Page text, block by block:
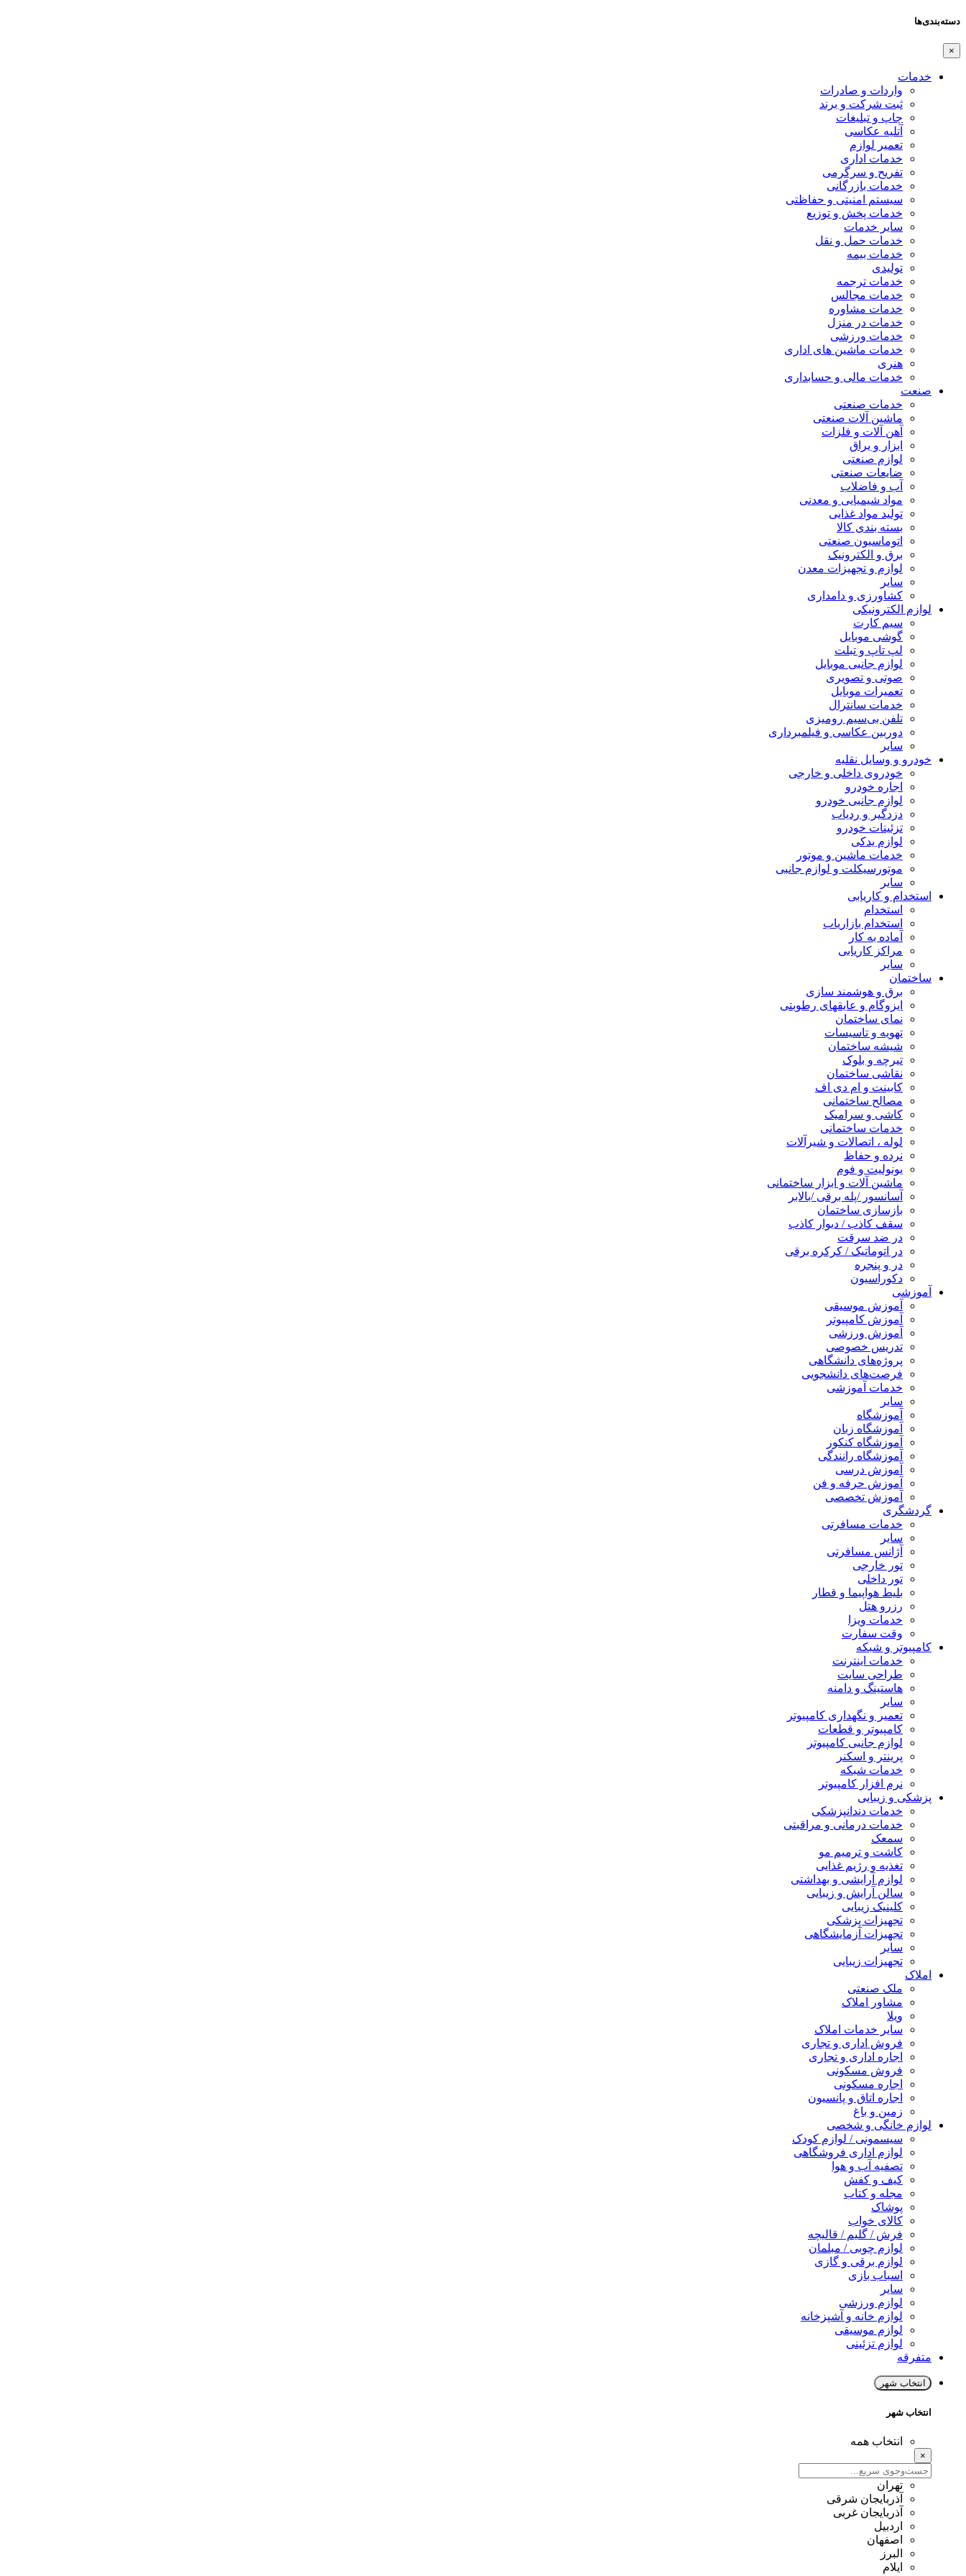
دسته‌بندی‌ها
×
خدمات
واردات و صادرات
ثبت شرکت و برند
چاپ و تبلیغات
آتلیه عکاسی
تعمیر لوازم
خدمات اداری
تفریح و سرگرمی
خدمات بازرگانی
سیستم امنیتی و حفاظتی
خدمات پخش و توزیع
سایر خدمات
خدمات حمل و نقل
خدمات بیمه
تولیدی
خدمات ترجمه
خدمات مجالس
خدمات مشاوره
خدمات در منزل
خدمات ورزشی
خدمات ماشین های اداری
هنری
خدمات مالی و حسابداری
صنعت
خدمات صنعتی
ماشین آلات صنعتی
آهن آلات و فلزات
ابزار و یراق
لوازم صنعتی
ضایعات صنعتی
آب و فاضلاب
مواد شیمیایی و معدنی
تولید مواد غذایی
بسته بندی کالا
اتوماسیون صنعتی
برق و الکترونیک
لوازم و تجهیزات معدن
سایر
کشاورزی و دامداری
لوازم الکترونیکی
سیم کارت
گوشی موبایل
لپ تاپ و تبلت
لوازم جانبی موبایل
صوتی و تصویری
تعمیرات موبایل
خدمات سانترال
تلفن بی‌سیم رومیزی
دوربین عکاسی و فیلمبرداری
سایر
خودرو و وسایل نقلیه
خودروی داخلی و خارجی
اجاره خودرو
لوازم جانبی خودرو
دزدگیر و ردیاب
تزئینات خودرو
لوازم یدکی
خدمات ماشین و موتور
موتورسیکلت و لوازم جانبی
سایر
استخدام و کاریابی
استخدام
استخدام بازاریاب
آماده به کار
مراکز کاریابی
سایر
ساختمان
برق و هوشمند سازی
ایزوگام و عایقهای رطوبتی
نمای ساختمان
تهویه و تاسیسات
شیشه ساختمان
تیرچه و بلوک
نقاشی ساختمان
کابینت و ام دی اف
مصالح ساختمانی
کاشی و سرامیک
خدمات ساختمانی
لوله ، اتصالات و شیرآلات
نرده و حفاظ
یونولیت و فوم
ماشین آلات و ابزار ساختمانی
آسانسور /پله برقی /بالابر
بازسازی ساختمان
سقف کاذب / دیوار کاذب
در ضد سرقت
در اتوماتیک / کرکره برقی
در و پنجره
دکوراسیون
آموزشی
آموزش موسیقی
آموزش کامپیوتر
آموزش ورزشی
تدریس خصوصی
پروژه‌های دانشگاهی
فرصت‌های دانشجویی
خدمات آموزشی
سایر
آموزشگاه
آموزشگاه زبان
آموزشگاه کنکور
آموزشگاه رانندگی
آموزش درسی
آموزش حرفه و فن
آموزش تخصصی
گردشگری
خدمات مسافرتی
سایر
آژانس مسافرتی
تور خارجی
تور داخلی
بلیط هواپیما و قطار
رزرو هتل
خدمات ویزا
وقت سفارت
کامپیوتر و شبکه
خدمات اینترنت
طراحی سایت
هاستینگ و دامنه
سایر
تعمیر و نگهداری کامپیوتر
کامپیوتر و قطعات
لوازم جانبی کامپیوتر
پرینتر و اسکنر
خدمات شبکه
نرم افزار کامپیوتر
پزشکی و زیبایی
خدمات دندانپزشکی
خدمات درمانی و مراقبتی
سمعک
کاشت و ترمیم مو
تغذیه و رژیم غذایی
لوازم آرایشی و بهداشتی
سالن آرایش و زیبایی
کلینیک زیبایی
تجهیزات پزشکی
تجهیزات آزمایشگاهی
سایر
تجهیزات زیبایی
املاک
ملک صنعتی
مشاور املاک
ویلا
سایر خدمات املاک
فروش اداری و تجاری
اجاره اداری و تجاری
فروش مسکونی
اجاره مسکونی
اجاره اتاق و پانسیون
زمین و باغ
لوازم خانگی و شخصی
سیسمونی / لوازم کودک
لوازم اداری فروشگاهی
تصفیه آب و هوا
کیف و کفش
مجله و کتاب
پوشاک
کالای خواب
فرش / گلیم / قالیچه
لوازم چوبی / مبلمان
لوازم برقی و گازی
اسباب بازی
سایر
لوازم ورزشی
لوازم خانه و آشپزخانه
لوازم موسیقی
لوازم تزئینی
متفرقه
انتخاب شهر
انتخاب شهر
انتخاب همه
×
تهران
آذربایجان شرقی
آذربایجان غربی
اردبیل
اصفهان
البرز
ایلام